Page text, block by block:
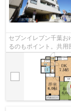
セブンイレブン千葉
るのもポイント。共
ります。こちらの物件